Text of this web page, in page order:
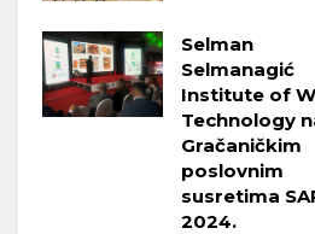
Selman
Selmanagić
Institute of
Technology
Gračaničkim
poslovnim
susretima
2024.